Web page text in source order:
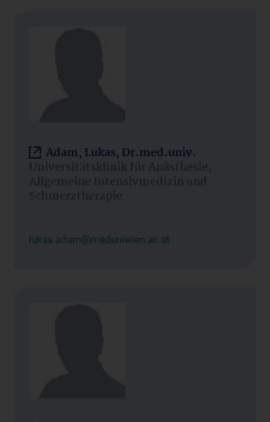
Adam, Lukas, Dr.med.univ.
Universitätsklinik für Anästhesie,
Allgemeine Intensivmedizin und
Schmerztherapie
lukas.adam@meduniwien.ac.at